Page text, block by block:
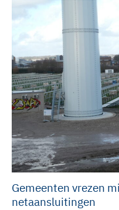
Gemeenten vrezen
netaansluitingen